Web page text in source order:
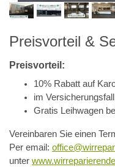
Preisvorteil &
Preisvorteil:
10% Rabatt auf
im
Gratis Leihwagen
Vereinbaren Sie einen
Per email:
unter